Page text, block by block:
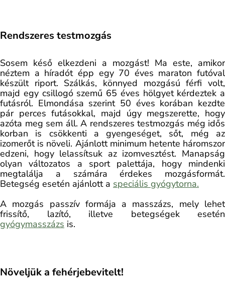
Rendszeres testmozgás
Sosem késő elkezdeni a mozgást! Ma este, amikor
néztem a híradót épp egy 70 éves maraton futóval
készült riport. Szálkás, könnyed mozgású férfi volt,
majd egy csillogó szemű 65 éves hölgyet kérdeztek a
futásról. Elmondása szerint 50 éves korában kezdte
pár perces futásokkal, majd úgy megszerette, hogy
azóta meg sem áll. A rendszeres testmozgás még idős
korban is csökkenti a gyengeséget, sőt, még az
izomerőt is növeli. Ajánlott minimum hetente háromszor
edzeni, hogy lelassítsuk az izomvesztést. Manapság
olyan változatos a sport palettája, hogy mindenki
megtalálja a számára érdekes mozgásformát.
Betegség esetén ajánlott a speciális gyógytorna.
A mozgás passzív formája a masszázs, mely lehet
frissítő, lazító, illetve betegségek esetén
gyógymasszázs is.
Növeljük a fehérjebevitelt!